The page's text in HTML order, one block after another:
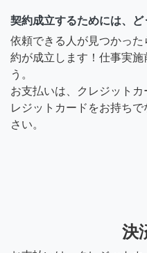
契約成立するためには、ど
依頼できる人が見つかっ
約が成立します！仕事実
う。
お支払いは、クレジット
レジットカードをお持ち
さい。
決